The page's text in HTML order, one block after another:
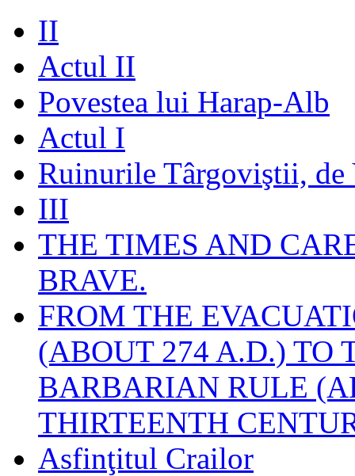
II
Actul II
Povestea lui Harap-Alb
Actul I
Ruinurile Târgoviştii, de
III
THE TIMES AND
BRAVE.
FROM THE
(ABOUT 274 A.D.) TO
BARBARIAN RULE
THIRTEENTH
Asfinţitul Crailor